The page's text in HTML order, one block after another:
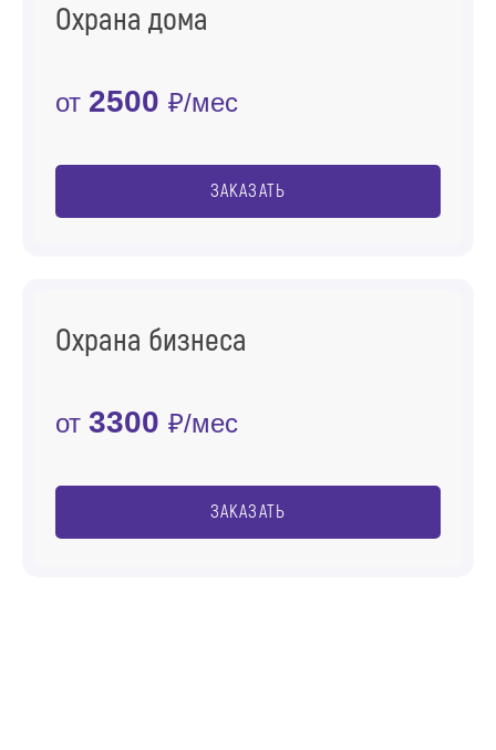
Охрана дома
от 2500 ₽/мес
ЗАКАЗАТЬ
Охрана бизнеса
от 3300 ₽/мес
ЗАКАЗАТЬ